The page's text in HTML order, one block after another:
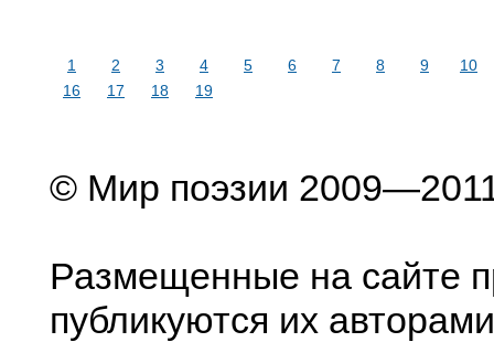
1 2 3 4 5 6 7 8 9
10
16
17 18 19
© Мир поэзии
Размещенные на сайте
публикуются их